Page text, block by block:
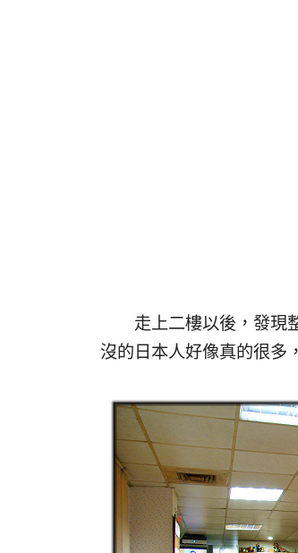
走上二樓以後，發現整
沒的日本人好像真的很多